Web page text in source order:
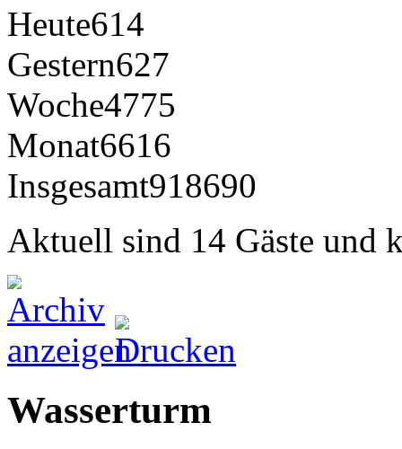
Heute614
Gestern627
Woche4775
Monat6616
Insgesamt918690
Aktuell sind 14 Gäste und
Wasserturm